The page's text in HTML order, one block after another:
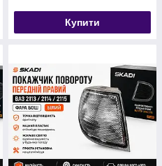
Купити